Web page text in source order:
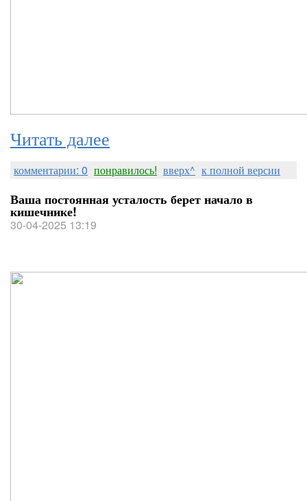
Читать далее
комментарии: 0 понравилось! вверх^ к полной версии
Ваша постоянная усталость берет начало в
кишечнике!
30-04-2025 13:19